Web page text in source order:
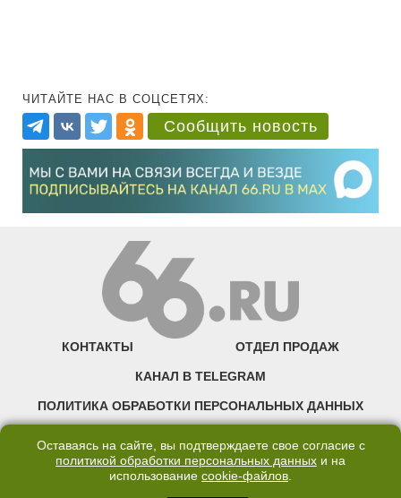
ЧИТАЙТЕ НАС В СОЦСЕТЯХ:
Сообщить новость
КОНТАКТЫ ОТДЕЛ ПРОДАЖ
КАНАЛ В TELEGRAM
ПОЛИТИКА ОБРАБОТКИ ПЕРСОНАЛЬНЫХ ДАННЫХ
©2007—2025 66.RU. Воспроизведение, сообщение, доведение до всеобщего
Оставаясь на сайте, вы подтверждаете свое согласие с
политикой обработки персональных данных и на
использование cookie-файлов.